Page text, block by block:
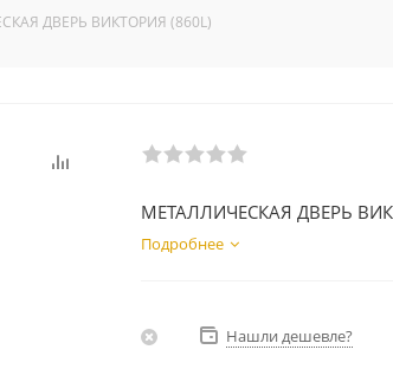
ДВЕРЬ ВИКТОРИЯ (860L)
МЕТАЛЛИЧЕСКАЯ ДВЕРЬ
Подробнее
Нашли дешевле?